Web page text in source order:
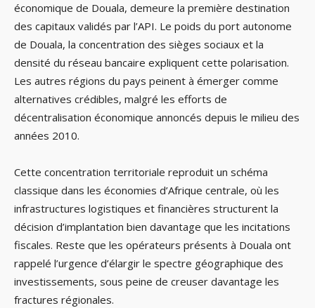
économique de Douala, demeure la première destination
des capitaux validés par l’API. Le poids du port autonome
de Douala, la concentration des sièges sociaux et la
densité du réseau bancaire expliquent cette polarisation.
Les autres régions du pays peinent à émerger comme
alternatives crédibles, malgré les efforts de
décentralisation économique annoncés depuis le milieu des
années 2010.
Cette concentration territoriale reproduit un schéma
classique dans les économies d’Afrique centrale, où les
infrastructures logistiques et financières structurent la
décision d’implantation bien davantage que les incitations
fiscales. Reste que les opérateurs présents à Douala ont
rappelé l’urgence d’élargir le spectre géographique des
investissements, sous peine de creuser davantage les
fractures régionales.